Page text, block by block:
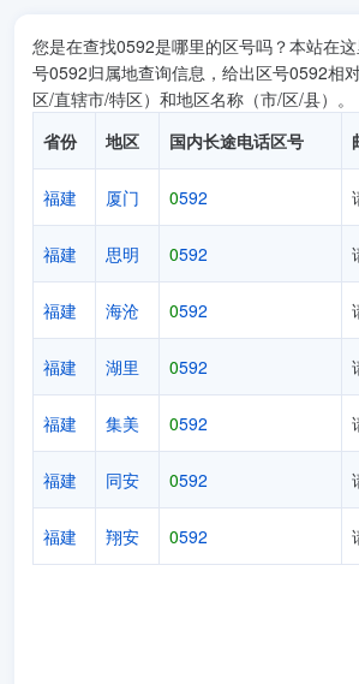
您是在查找0592是哪里的区号吗？本站在
号0592归属地查询信息，给出区号0592相
区/直辖市/特区）和地区名称（市/区/县）。
省份
地区 国内长途电话区号
福建 厦门 0592
福建 思明 0592
福建 海沧 0592
福建 湖里 0592
福建 集美 0592
福建 同安 0592
福建 翔安 0592